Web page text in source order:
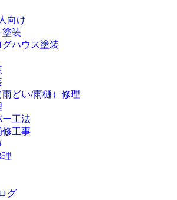
向け
塗装
グハウス塗装
どい/雨樋）修理
ー工法
修工事
理
グ